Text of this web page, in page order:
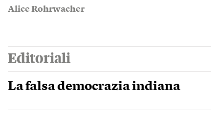
Alice Rohrwacher
Editoriali
La falsa democrazia indiana